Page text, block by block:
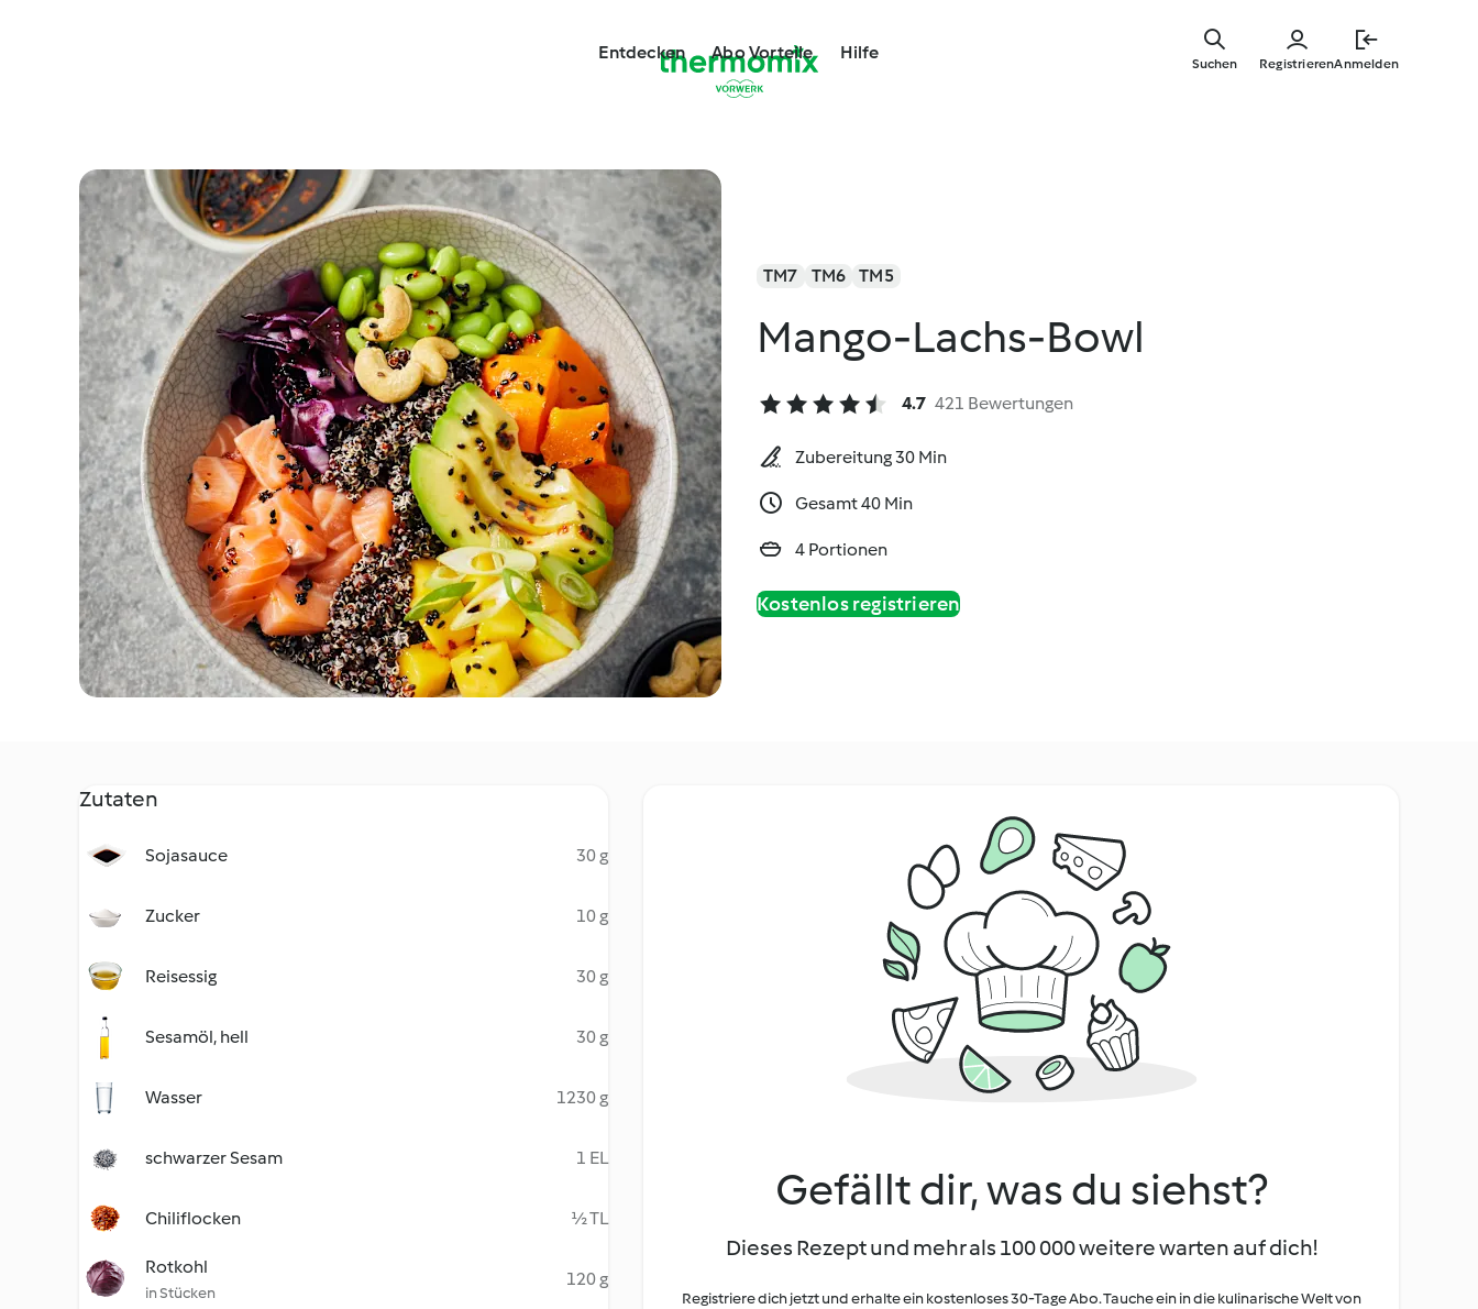
Entdecken Abo Vorteile Hilfe
RegistrierenAnmelden
Suchen
TM7 TM6 TM5
Mango-Lachs-Bowl
4.7 421 Bewertungen
Zubereitung 30 Min
Gesamt 40 Min
4 Portionen
Kostenlos registrieren
Zutaten
Sojasauce 30 g
Zucker 10 g
Reisessig 30 g
Sesamöl, hell 30 g
Wasser 1230 g
schwarzer Sesam 1 EL
Chiliflocken ½ TL
Rotkohl
in Stücken
120 g
Gefällt dir, was du siehst?
Dieses Rezept und mehr als 100 000 weitere warten auf dich!
Registriere dich jetzt und erhalte ein kostenloses 30-Tage Abo. Tauche ein in die kulinarische Welt von